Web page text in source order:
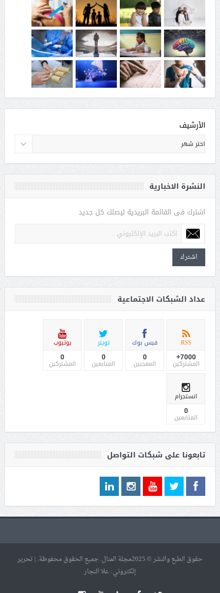
الأرشيف
النشرة الاخبارية
اشترك فى القائمة البريدية ليصلك كل جديد
اشترك
عداد الشبكات الاجتماعية
RSS
7000+
المشتركين
فيس بوك
0
المعجبين
تويتر
0
المتابعين
يوتيوب
0
المشتركين
انستجرام
0
المتابعين
تابعونا على شبكات التواصل
حقوق الطبع والنشر © 2025مجلة المنال. جميع الحقوق محفوظة. | تحرير
إلكتروني: علا النجار